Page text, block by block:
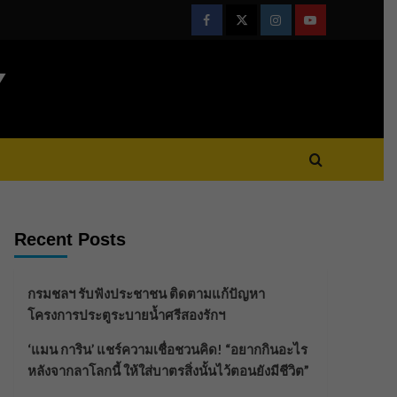
FacebookTwitterInstagramYoutube
Recent Posts
กรมชลฯ รับฟังประชาชน ติดตามแก้ปัญหา
โครงการประตูระบายน้ำศรีสองรักฯ
‘แมน การิน’ แชร์ความเชื่อชวนคิด! “อยากกินอะไร
หลังจากลาโลกนี้ ให้ใส่บาตรสิ่งนั้นไว้ตอนยังมีชีวิต”